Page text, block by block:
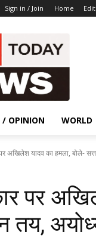
Sign in / Join Home
/ OPINION WORLD
अखिलेश यादव का हमला, बोले-
पर
तय,